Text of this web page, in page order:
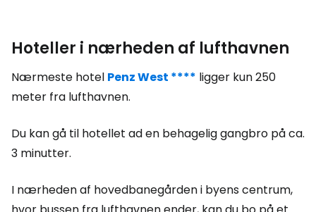
Hoteller i nærheden af lufthavnen
Nærmeste hotel Penz West **** ligger kun 250
meter fra lufthavnen.
Du kan gå til hotellet ad en behagelig gangbro på ca.
3 minutter.
I nærheden af hovedbanegården i byens centrum,